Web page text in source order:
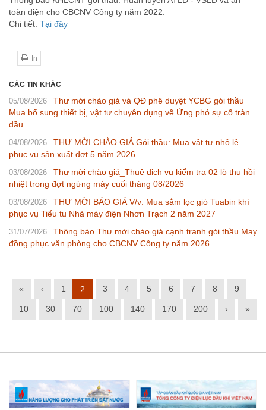
toàn điện cho CBCNV Công ty năm 2022.
Chi tiết: Tại đây
In
CÁC TIN KHÁC
05/08/2026
Thư mời chào giá và QĐ phê duyệt YCBG gói thầu
Mua bổ sung thiết bị, vật tư chuyên dụng về Ứng phó sự cố tràn
dầu
04/08/2026
THƯ MỜI CHÀO GIÁ Gói thầu: Mua vật tư nhỏ lẻ
phục vụ sản xuất đợt 5 năm 2026
03/08/2026
Thư mời chào giá_Thuê dịch vụ kiểm tra 02 lò thu hồi
nhiệt trong đợt ngừng máy cuối tháng 08/2026
03/08/2026
THƯ MỜI BÁO GIÁ V/v: Mua sắm lọc gió Tuabin khí
phục vụ Tiểu tu Nhà máy điện Nhơn Trạch 2 năm 2027
31/07/2026
Thông báo Thư mời chào giá cạnh tranh gói thầu May
đồng phục văn phòng cho CBCNV Công ty năm 2026
« ‹ 1 2 3 4 5 6 7 8 9
10 30 70 100 140 170 200 › »